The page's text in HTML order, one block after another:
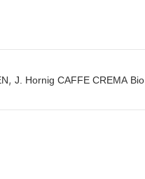
, J. Hornig CAFFE CREMA Bio